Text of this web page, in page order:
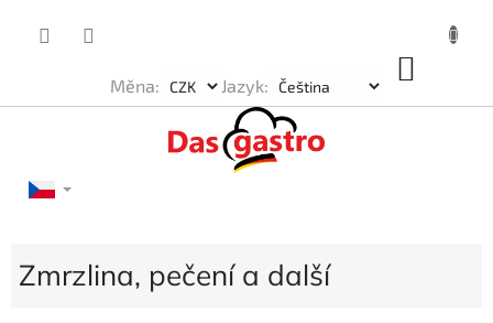
Měna: Jazyk:
Zmrzlina, pečení a další